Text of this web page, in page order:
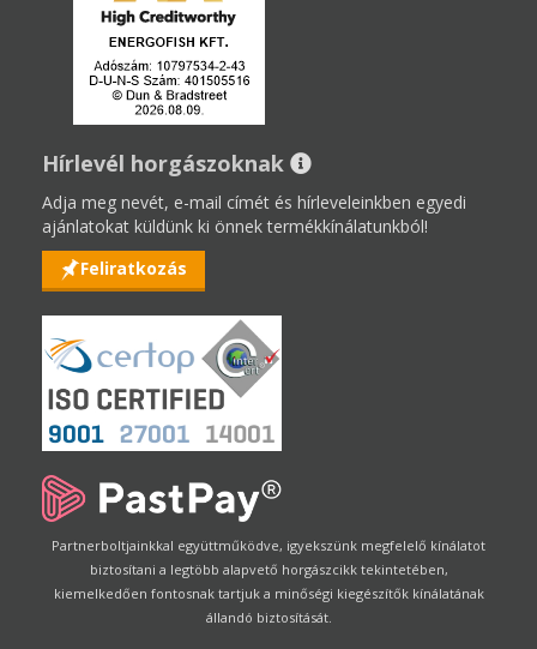
Hírlevél horgászoknak
Adja meg nevét, e-mail címét és hírleveleinkben egyedi
ajánlatokat küldünk ki önnek termékkínálatunkból!
Feliratkozás
Partnerboltjainkkal együttműködve, igyekszünk megfelelő kínálatot
biztosítani a legtöbb alapvető horgászcikk tekintetében,
kiemelkedően fontosnak tartjuk a minőségi kiegészítők kínálatának
állandó biztosítását.